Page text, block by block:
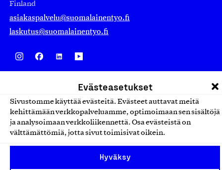
Evästeasetukset
Sivustomme käyttää evästeitä. Evästeet auttavat meitä
kehittämään verkkopalveluamme, optimoimaan sen sisältöjä
ja analysoimaan verkkoliikennettä. Osa evästeistä on
välttämättömiä, jotta sivut toimisivat oikein.
Hyväksy
Finland
asiakaspalvelu@suomalainentyo.fi
laskutus@suomalainentyo.fi
Design From Finland